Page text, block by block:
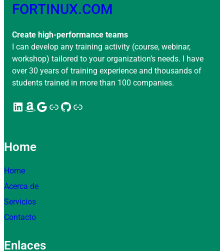
FORTINUX.COM
Create high-performance teams
I can develop any training activity (course, webinar,
workshop) tailored to your organization’s needs. I have
over 30 years of training experience and thousands of
students trained in more than 100 companies.
LinkedIn Amazon Google Enlace GitHub Enlace
Home
Home
Acerca de
Servicios
Contacto
Enlaces